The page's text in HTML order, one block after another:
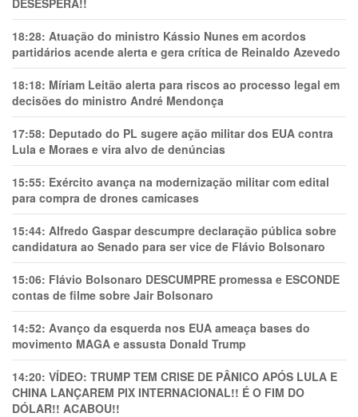
DESESPERA!!
18:28: Atuação do ministro Kássio Nunes em acordos
partidários acende alerta e gera crítica de Reinaldo Azevedo
18:18: Míriam Leitão alerta para riscos ao processo legal em
decisões do ministro André Mendonça
17:58: Deputado do PL sugere ação militar dos EUA contra
Lula e Moraes e vira alvo de denúncias
15:55: Exército avança na modernização militar com edital
para compra de drones camicases
15:44: Alfredo Gaspar descumpre declaração pública sobre
candidatura ao Senado para ser vice de Flávio Bolsonaro
15:06: Flávio Bolsonaro DESCUMPRE promessa e ESCONDE
contas de filme sobre Jair Bolsonaro
14:52: Avanço da esquerda nos EUA ameaça bases do
movimento MAGA e assusta Donald Trump
14:20: VÍDEO: TRUMP TEM CRlSE DE PÂNlCO APÓS LULA E
CHINA LANÇAREM PIX INTERNACIONAL!! É O FIM DO
DÓLAR!! ACABOU!!